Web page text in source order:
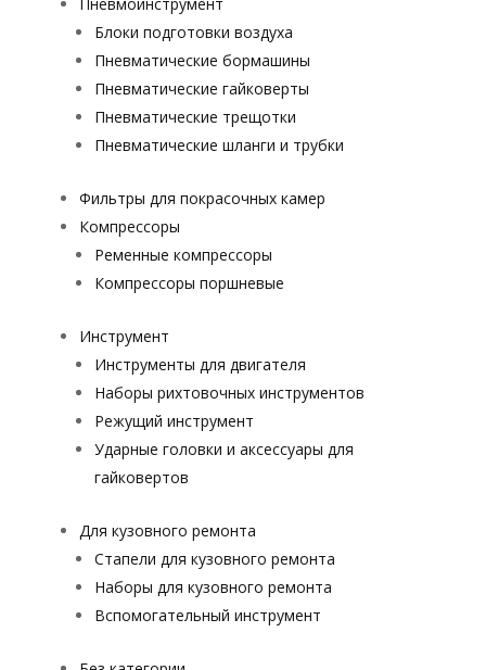
Блоки подготовки воздуха
Пневматические бормашины
Пневматические гайковерты
Пневматические трещотки
Пневматические шланги и трубки
Фильтры для покрасочных камер
Компрессоры
Ременные компрессоры
Компрессоры поршневые
Инструмент
Инструменты для двигателя
Наборы рихтовочных инструментов
Режущий инструмент
Ударные головки и аксессуары для
гайковертов
Для кузовного ремонта
Стапели для кузовного ремонта
Наборы для кузовного ремонта
Вспомогательный инструмент